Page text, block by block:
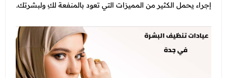
عروض العلاج الطبيعي
إجراء يحمل الكثير من المميزات التي تعود بالمنفعة لكِ ولبشرتك.